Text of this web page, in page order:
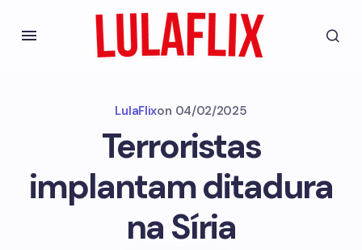
LulaFlixon 04/02/2025
Terroristas
implantam ditadura
na Síria